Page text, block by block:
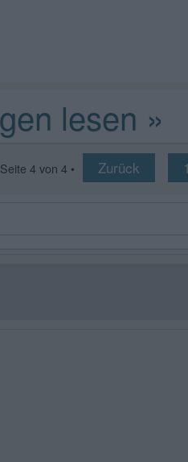
Seite 4 von 4 • Zurück